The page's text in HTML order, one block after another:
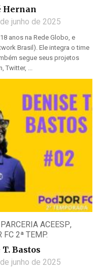
Hernan
junho de 2025
anos na Rede Globo, e
Brasil). Ele integra o time
segue seus projetos
Twitter, ...
PARCERIA ACEESP,
FC 2ª TEMP.
Bastos
junho de 2025